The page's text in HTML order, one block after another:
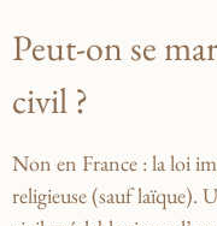
Peut-on se
civil ?
Non en France : la loi
religieuse (sauf laïque).